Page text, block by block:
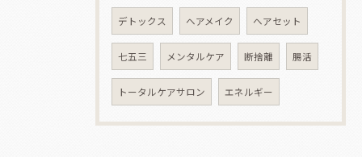
デトックス ヘアメイク ヘアセット
七五三 メンタルケア 断捨離 腸活
トータルケアサロン エネルギー